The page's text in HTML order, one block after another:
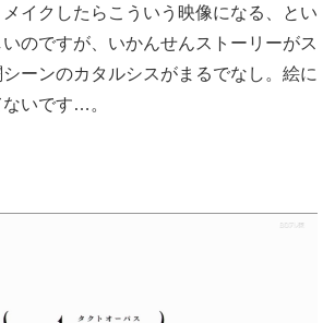
イクしたらこういう映像になる、とい
のですが、いかんせんストーリーがス
ーンのカタルシスがまるでなし。絵に
いです…。